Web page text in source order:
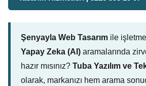
Şenyayla Web Tasarım ile
Yapay Zeka (AI) aramalarında
hazır mısınız? Tuba Yazılım ve
olarak, markanızı hem arama